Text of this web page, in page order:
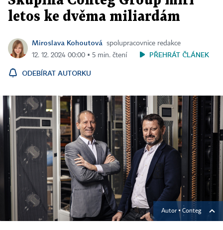
letos ke dvěma miliardám
Miroslava Kohoutová
spolupracovnice redakce
12. 12. 2024 00:00 ▪ 5 min. čtení
PŘEHRÁT ČLÁNEK
ODEBÍRAT AUTORKU
Autor ▪ Conteg